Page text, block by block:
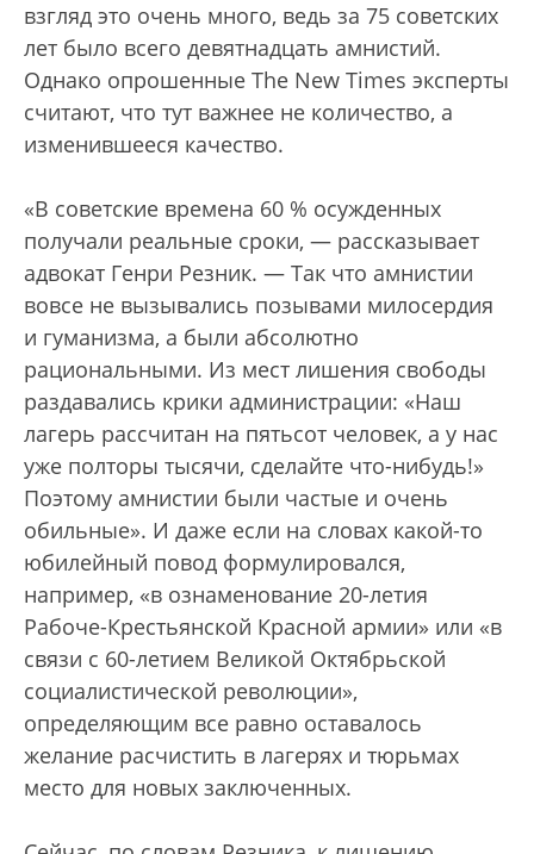
взгляд это очень много, ведь за 75 советских
лет было всего девятнадцать амнистий.
Однако опрошенные The New Times эксперты
считают, что тут важнее не количество, а
изменившееся качество.
«В советские времена 60 % осужденных
получали реальные сроки, — рассказывает
адвокат Генри Резник. — Так что амнистии
вовсе не вызывались позывами милосердия
и гуманизма, а были абсолютно
рациональными. Из мест лишения свободы
раздавались крики администрации: «Наш
лагерь рассчитан на пятьсот человек, а у нас
уже полторы тысячи, сделайте что-нибудь!»
Поэтому амнистии были частые и очень
обильные». И даже если на словах какой-то
юбилейный повод формулировался,
например, «в ознаменование 20-летия
Рабоче-Крестьянской Красной армии» или «в
связи с 60-летием Великой Октябрьской
социалистической революции»,
определяющим все равно оставалось
желание расчистить в лагерях и тюрьмах
место для новых заключенных.